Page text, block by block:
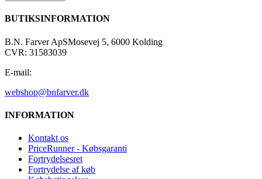
BUTIKSINFORMATION
B.N. Farver ApSMosevej 5, 6000 Kolding
CVR: 31583039
E-mail:
webshop@bnfarver.dk
INFORMATION
Kontakt os
PriceRunner - Købsgaranti
Fortrydelsesret
Fortrydelse af køb